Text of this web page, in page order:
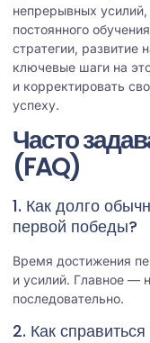
непрерывных
постоянного
стратегии,
ключевые шаги на
и корректировать
успеху.
Часто
(FAQ)
1. Как долго
первой победы?
Время достижения
и усилий. Главное —
последовательно.
2. Как